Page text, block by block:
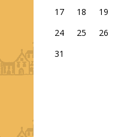
17
18 19
24
25 26
31